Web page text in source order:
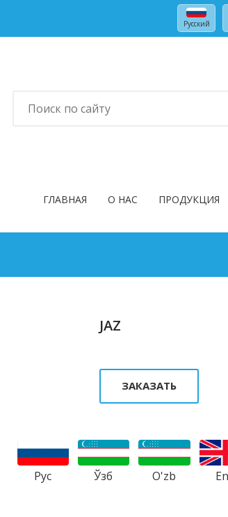
Русский
ГЛАВНАЯ О НАС ПРОДУКЦИЯ
JAZ
ЗАКАЗАТЬ
Рус Ўзб O'zb